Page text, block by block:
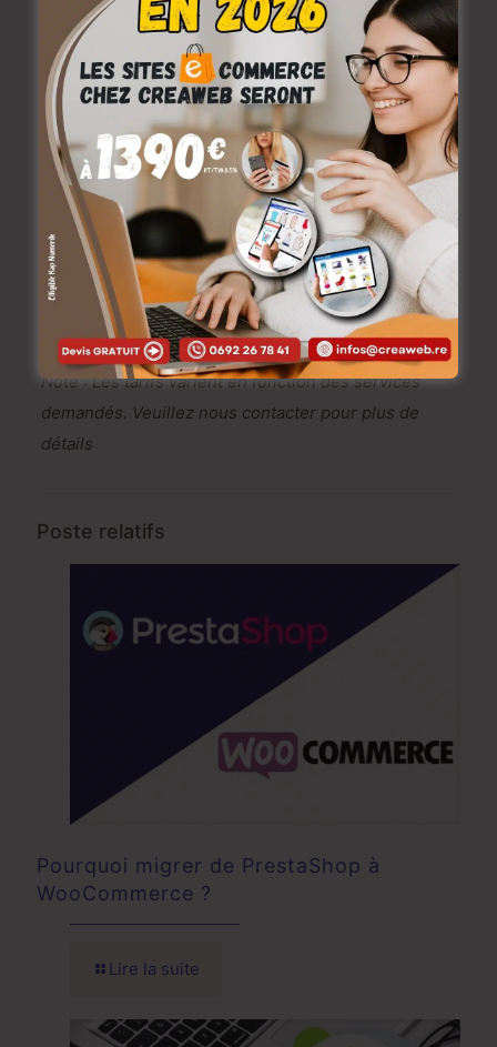
besoins et à votre budget. 💯🤝
💬Contactez-nous dès aujourd’hui ! 📞✉️
Ne laissez pas votre présence en ligne au hasard.
Contactez-nous dès maintenant pour discuter de
votre projet et obtenir un devis gratuit. Nous
sommes impatients de vous accompagner dans
votre succès en ligne ! 🌟💻📈
infos@creaweb.re
0693 61 36 15
Note : Les tarifs varient en fonction des services
demandés. Veuillez nous contacter pour plus de
détails
Poste relatifs
Pourquoi migrer de PrestaShop à
WooCommerce ?
Lire la suite